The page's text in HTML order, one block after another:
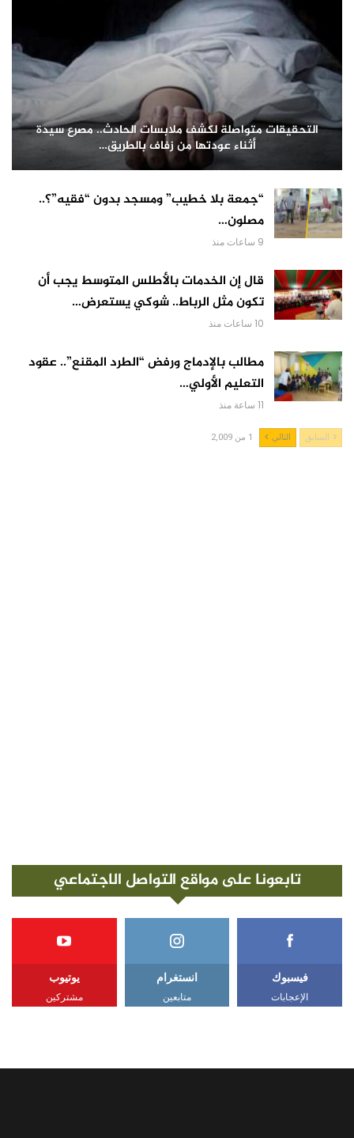
التحقيقات متواصلة لكشف ملابسات الحادث.. مصرع سيدة
أثناء عودتها من زفاف بالطريق…
“جمعة بلا خطيب” ومسجد بدون “فقيه”؟..
مصلون…
9 ساعات منذ
قال إن الخدمات بالأطلس المتوسط يجب أن
تكون مثل الرباط.. شوكي يستعرض…
10 ساعات منذ
مطالب بالإدماج ورفض “الطرد المقنع”.. عقود
التعليم الأولي…
11 ساعة منذ
السابق التالي 1 من 2,009
تابعونا على مواقع التواصل الاجتماعي
فيسبوك
الإعجابات
انستغرام
متابعين
يوتيوب
مشتركين